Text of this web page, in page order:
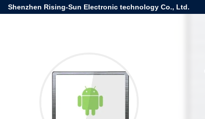
Shenzhen Rising-Sun Electronic technology Co., Ltd.